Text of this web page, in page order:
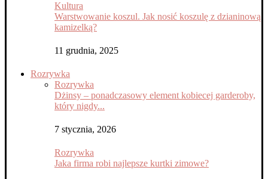
Kultura
Warstwowanie koszul. Jak nosić koszulę z dzianinową
kamizelką?
11 grudnia, 2025
Rozrywka
Rozrywka
Dżinsy – ponadczasowy element kobiecej garderoby,
który nigdy...
7 stycznia, 2026
Rozrywka
Jaka firma robi najlepsze kurtki zimowe?